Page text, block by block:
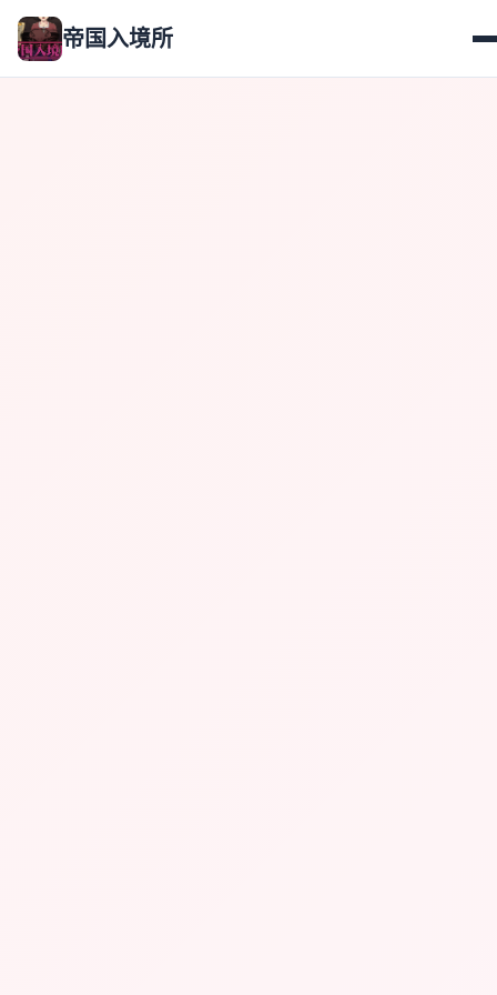
帝国入境所